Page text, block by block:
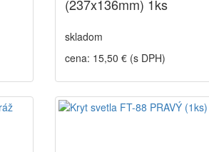
(237x136mm) 1ks
skladom
cena: 15,50 € (s DPH)